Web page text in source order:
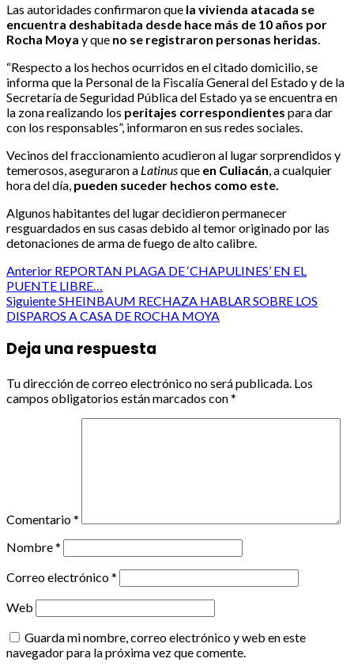
Las autoridades confirmaron que la vivienda atacada se
encuentra deshabitada desde hace más de 10 años por
Rocha Moya y que no se registraron personas heridas
“Respecto a los hechos ocurridos en el citado domicilio, se
informa que la Personal de la Fiscalía General del Estado y de la
Secretaría de Seguridad Pública del Estado ya se encuentra en
la zona realizando los peritajes correspondientes para dar
con los responsables”, informaron en sus redes sociales.
Vecinos del fraccionamiento acudieron al lugar sorprendidos y
temerosos, aseguraron a Latinusque en Culiacán , a cualquier
hora del día, pueden suceder hechos como este.
Algunos habitantes del lugar decidieron permanecer
resguardados en sus casas debido al temor originado por las
detonaciones de arma de fuego de alto calibre.
Post
navigation
Anterior REPORTAN PLAGA DE ‘CHAPULINES’ EN EL
PUENTE LIBRE…
SiguienteSHEINBAUM RECHAZA HABLAR SOBRE LOS
DISPAROS A CASA DE ROCHA MOYA
Deja una respuesta
Tu dirección de correo electrónico no será publicada. Los
campos obligatorios están marcados con*
Comentario*
Nombre*
Correo electrónico*
Web
Guarda mi nombre, correo electrónico y web en este
navegador para la próxima vez que comente.